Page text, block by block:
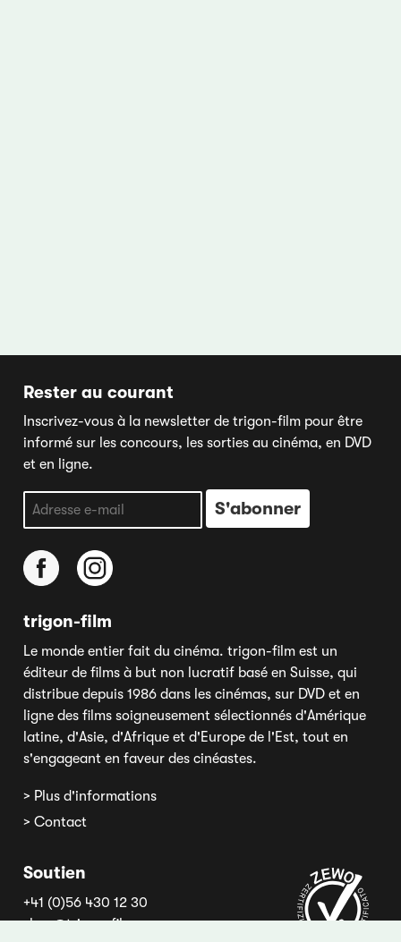
Rester au courant
Inscrivez-vous à la newsletter de trigon-film pour être
informé sur les concours, les sorties au cinéma, en DVD
et en ligne.
trigon-film
Le monde entier fait du cinéma. trigon-film est un
éditeur de films à but non lucratif basé en Suisse, qui
distribue depuis 1986 dans les cinémas, sur DVD et en
ligne des films soigneusement sélectionnés d'Amérique
latine, d'Asie, d'Afrique et d'Europe de l'Est, tout en
s'engageant en faveur des cinéastes.
> Plus d'informations
> Contact
Soutien
+41 (0)56 430 12 30
shop@trigon-film.org